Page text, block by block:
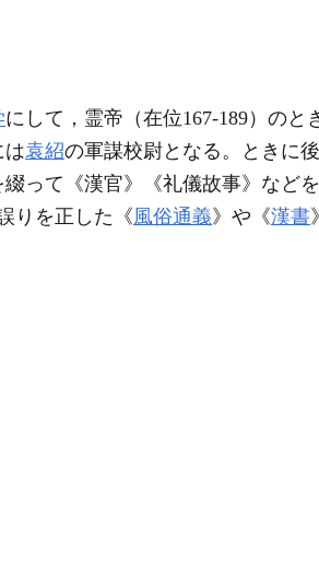
にして，霊帝（在位167-189）のと
は袁紹の軍謀校尉となる。ときに
って《漢官》《礼儀故事》など
りを正した《風俗通義》や《漢書